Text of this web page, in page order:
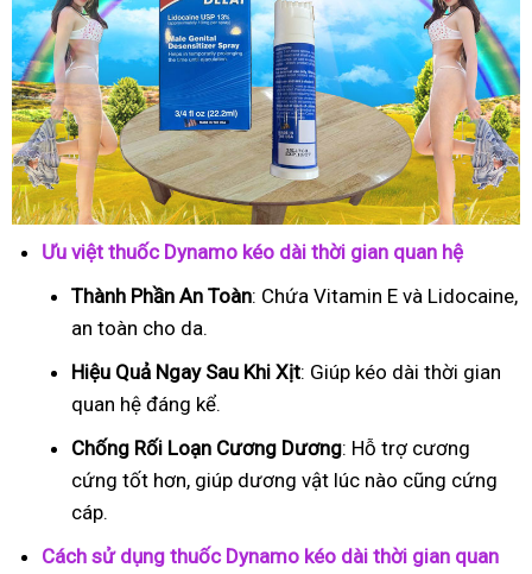
Ưu việt thuốc Dynamo kéo dài thời gian quan hệ
Thành Phần An Toàn: Chứa Vitamin E và Lidocaine,
an toàn cho da.
Hiệu Quả Ngay Sau Khi Xịt: Giúp kéo dài thời gian
quan hệ đáng kể.
Chống Rối Loạn Cương Dương: Hỗ trợ cương
cứng tốt hơn, giúp dương vật lúc nào cũng cứng
cáp.
Cách sử dụng thuốc Dynamo kéo dài thời gian quan